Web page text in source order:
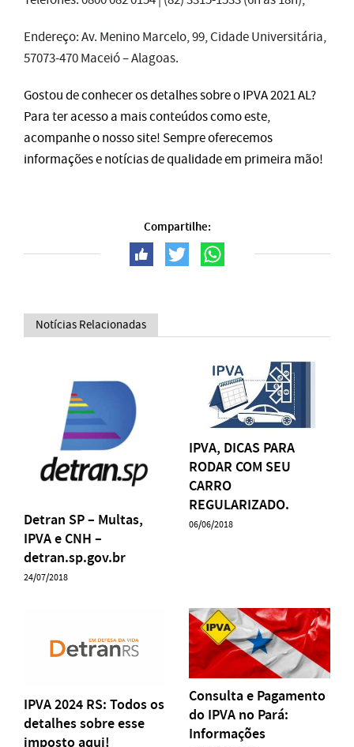
Endereço: Av. Menino Marcelo, 99, Cidade Universitária,
57073-470 Maceió – Alagoas.
Gostou de conhecer os detalhes sobre o IPVA 2021 AL?
Para ter acesso a mais conteúdos como este,
acompanhe o nosso site! Sempre oferecemos
informações e notícias de qualidade em primeira mão!
Compartilhe:
Notícias Relacionadas
Detran SP – Multas,
IPVA e CNH –
detran.sp.gov.br
24/07/2018
IPVA, DICAS PARA
RODAR COM SEU
CARRO
REGULARIZADO.
06/06/2018
IPVA 2024 RS: Todos os
detalhes sobre esse
imposto aqui!
Consulta e Pagamento
do IPVA no Pará:
Informações